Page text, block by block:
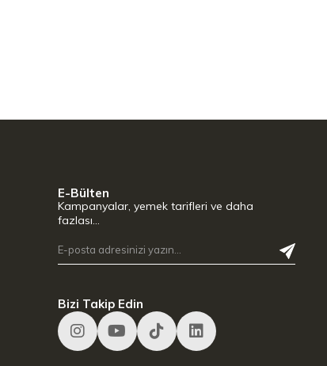
E-Bülten
Kampanyalar, yemek tarifleri ve daha
fazlası…
Bizi Takip Edin